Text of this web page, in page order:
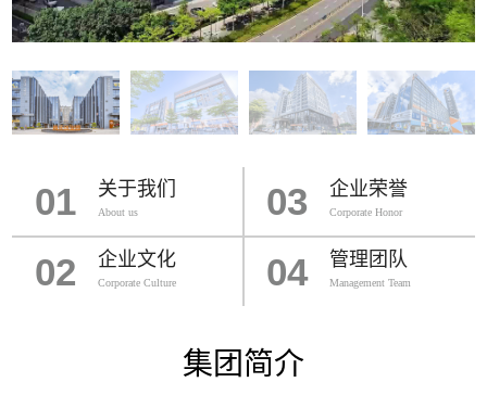
01 关于我们
About us
02 企业文化
Corporate Culture
03 企业荣誉
Corporate Honor
04 管理团队
Management Team
集团简介